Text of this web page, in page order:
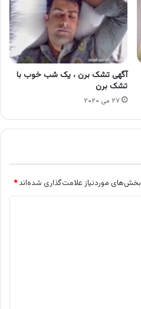
آگهی تشک برن ، یک شب خوب با
تشک برن
۲۷ می ۲۰۲۰
بخش‌های موردنیاز علامت‌گذاری شده‌اند*